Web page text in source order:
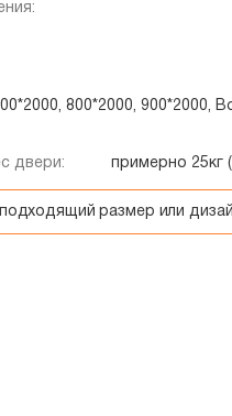
800*2000, 900*2000,
двери: примерно 25кг
размер или